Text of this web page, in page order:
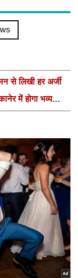
से लिखी हर अर्जी
में होगा भव्य